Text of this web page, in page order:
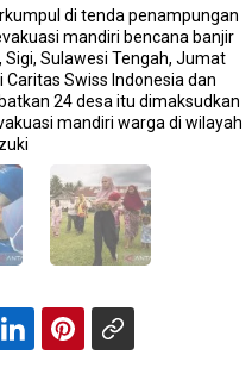
di tenda penampungan
mandiri bencana banjir
Sigi, Sulawesi Tengah, Jumat
Swiss Indonesia dan
24 desa itu dimaksudkan
mandiri warga di wilayah